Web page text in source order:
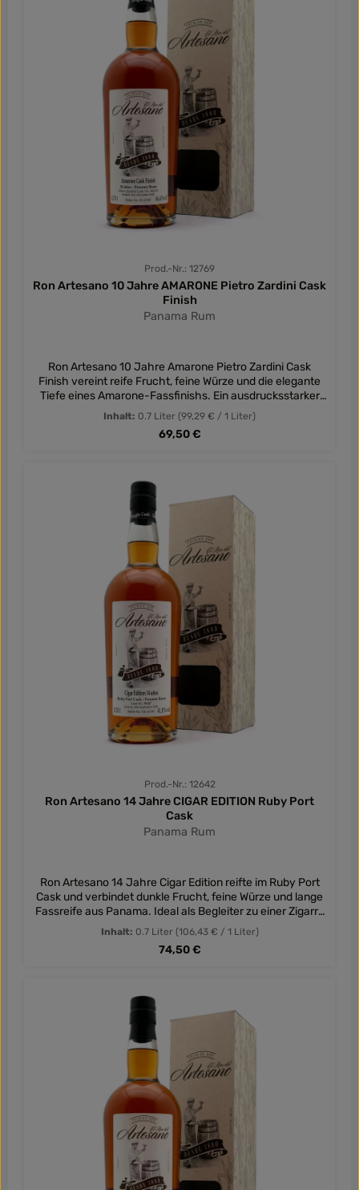
Prod.-Nr.: 12769
Ron Artesano 10 Jahre AMARONE Pietro Zardini Cask
Finish
Panama Rum
Ron Artesano 10 Jahre Amarone Pietro Zardini Cask
Finish vereint reife Frucht, feine Würze und die elegante
Tiefe eines Amarone-Fassfinishs. Ein ausdrucksstarker
Rum für Genießer besonderer Fassreifungen.
Inhalt: 0.7 Liter (99,29 € / 1 Liter)
Regulärer Preis:
69,50 €
Prod.-Nr.: 12642
Ron Artesano 14 Jahre CIGAR EDITION Ruby Port
Cask
Panama Rum
Ron Artesano 14 Jahre Cigar Edition reifte im Ruby Port
Cask und verbindet dunkle Frucht, feine Würze und lange
Fassreife aus Panama. Ideal als Begleiter zu einer Zigarre
oder für besondere Genussmomente.
Inhalt: 0.7 Liter (106,43 € / 1 Liter)
Regulärer Preis:
74,50 €